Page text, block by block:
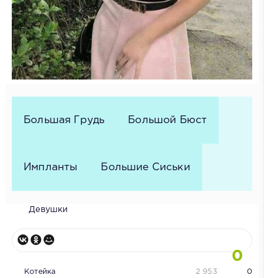
Большая Грудь Большой Бюст
Импланты Большие Сиськи
Девушки
0
Котейка 0
2 953